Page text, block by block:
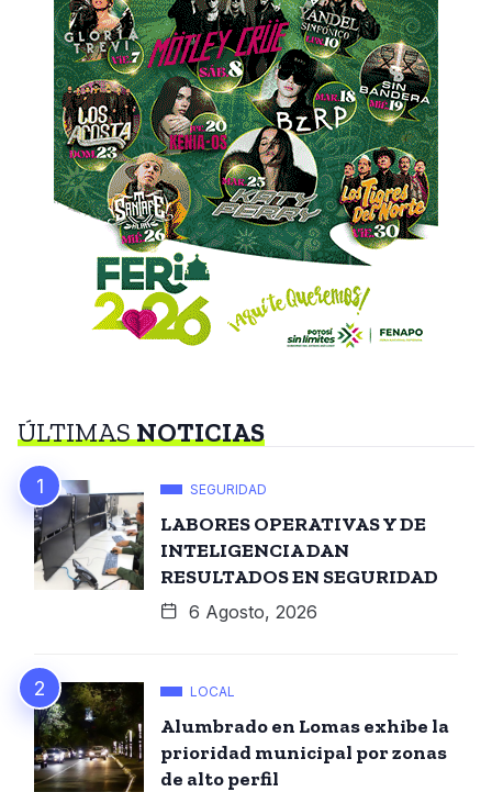
ÚLTIMASNOTICIAS
SEGURIDAD
LABORES OPERATIVAS Y DE
INTELIGENCIA DAN
RESULTADOS EN SEGURIDAD
6 Agosto, 2026
LOCAL
Alumbrado en Lomas exhibe la
prioridad municipal por zonas
de alto perfil